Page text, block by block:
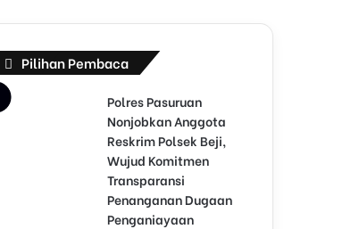
Pilihan Pembaca
Polres Pasuruan
Nonjobkan Anggota
Reskrim Polsek Beji,
Wujud Komitmen
Transparansi
Penanganan Dugaan
Penganiayaan